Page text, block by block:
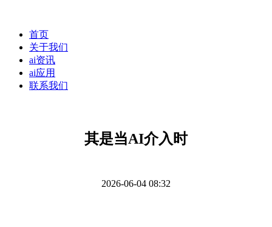
首页
关于我们
ai资讯
ai应用
联系我们
其是当AI介入时
2026-06-04 08:32